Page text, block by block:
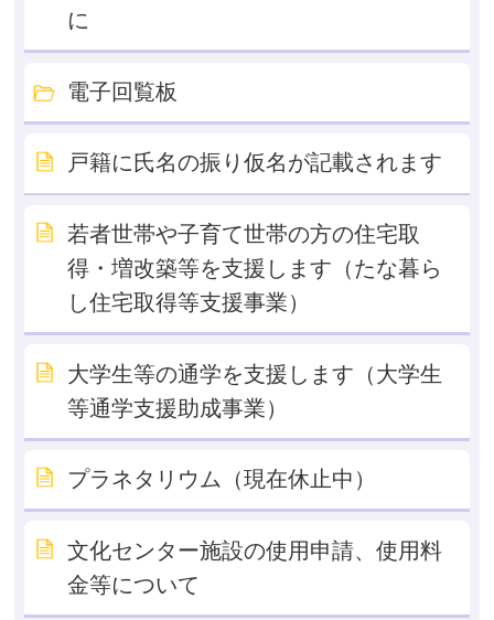
に
電子回覧板
戸籍に氏名の振り仮名が記載されます
若者世帯や子育て世帯の方の住宅取
得・増改築等を支援します（たな暮ら
し住宅取得等支援事業）
大学生等の通学を支援します（大学生
等通学支援助成事業）
プラネタリウム（現在休止中）
文化センター施設の使用申請、使用料
金等について